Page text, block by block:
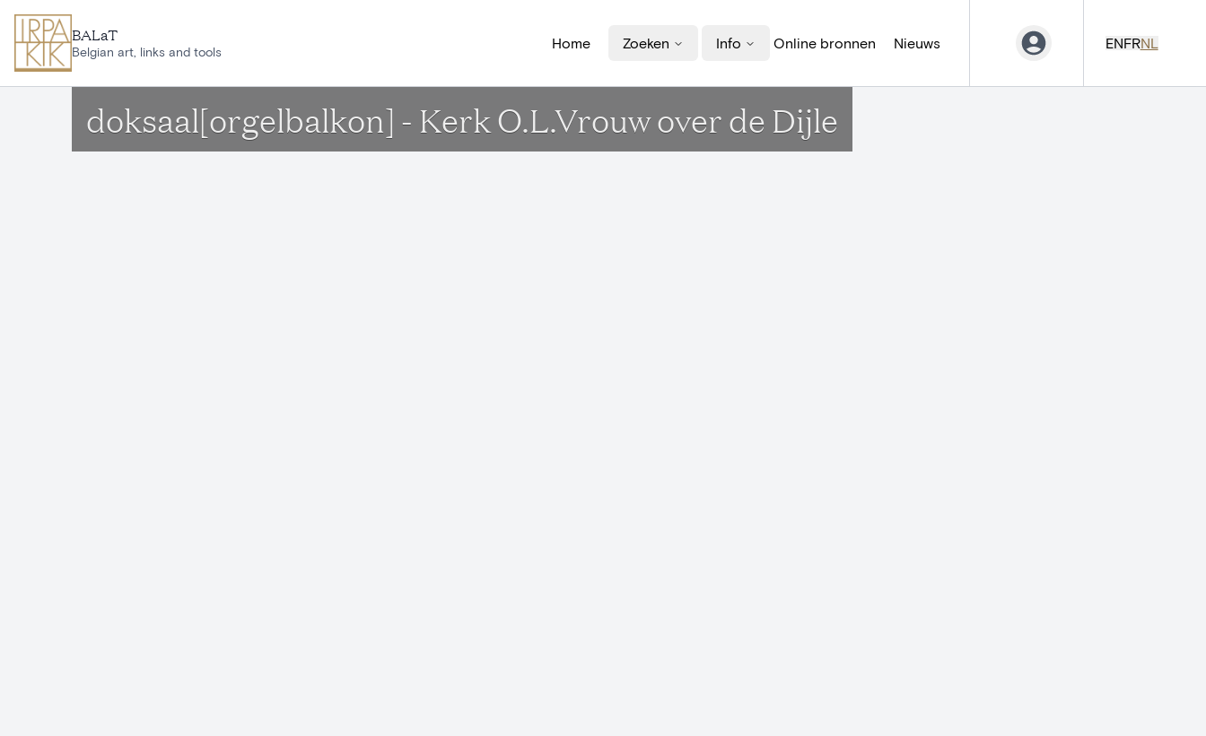
BALaT
Belgian art, links and tools
Home Zoeken Info Online bronnen Nieuws ENFRNL
doksaal[orgelbalkon] - Kerk O.L.Vrouw over de Dijle